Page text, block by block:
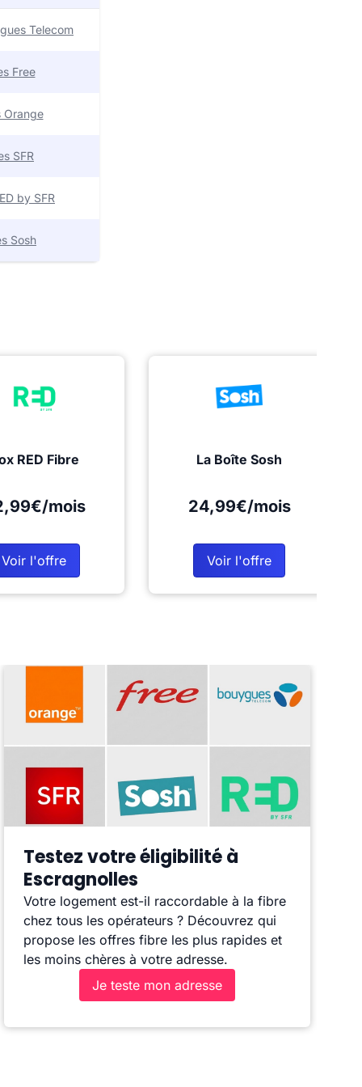
Telecom
Free
Orange
SFR
by SFR
Sosh
RED Fibre
mois
Voir l'offre
La Boîte Sosh
24,99€/mois
Voir l'offre
Testez votre éligibilité à
Escragnolles
Votre logement est-il raccordable à la fibre
chez tous les opérateurs ? Découvrez qui
propose les offres fibre les plus rapides et
les moins chères à votre adresse.
Je teste mon adresse